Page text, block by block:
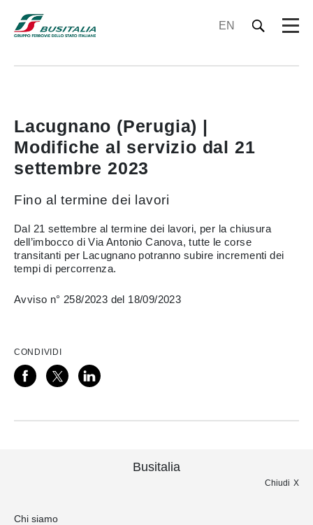
EN
Lacugnano (Perugia) |
Modifiche al servizio dal 21
settembre 2023
Fino al termine dei lavori
Dal 21 settembre al termine dei lavori, per la chiusura
dell’imbocco di Via Antonio Canova, tutte le corse
transitanti per Lacugnano potranno subire incrementi dei
tempi di percorrenza.
Avviso n° 258/2023 del 18/09/2023
CONDIVIDI
Busitalia
Chiudi
Chi siamo